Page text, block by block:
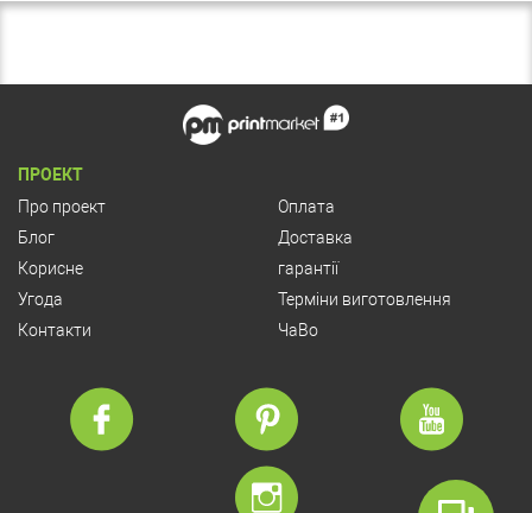
ПРОЕКТ
Про проект
Блог
Корисне
Угода
Контакти
Оплата
Доставка
гарантії
Терміни виготовлення
ЧаВо